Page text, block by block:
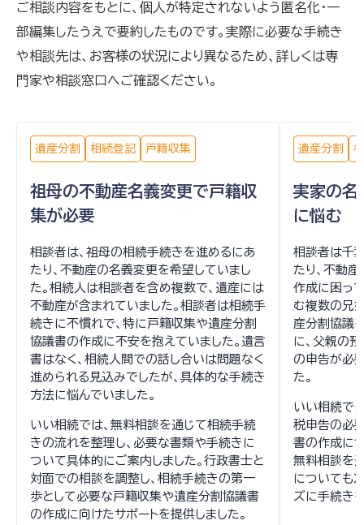
ご相談内容をもとに、個人が特定されないよう匿名化・一
部編集したうえで要約したものです。実際に必要な手続き
や相談先は、お客様の状況により異なるため、詳しくは専
門家や相談窓口へご確認ください。
遺産分割 相続登記 戸籍収集
祖母の不動産名義変更で戸籍収
集が必要
相談者は、祖母の相続手続きを進めるにあ
たり、不動産の名義変更を希望していまし
た。相続人は相談者を含め複数で、遺産には
不動産が含まれていました。相談者は相続手
続きに不慣れで、特に戸籍収集や遺産分割
協議書の作成に不安を抱えていました。遺言
書はなく、相続人間での話し合いは問題なく
進められる見込みでしたが、具体的な手続き
方法に悩んでいました。
いい相続では、無料相談を通じて相続手続
きの流れを整理し、必要な書類や手続きに
ついて具体的にご案内しました。行政書士と
対面での相談を調整し、相続手続きの第一
歩として必要な戸籍収集や遺産分割協議書
の作成に向けたサポートを提供しました。
遺産分割
実家の名
に悩む
相談者は千
たり、不動
作成に困っ
む複数の兄
産分割協議
に、父親の
の申告が必
た。
いい相続で
税申告の必
書の作成に
無料相談を
についても
ズに手続き